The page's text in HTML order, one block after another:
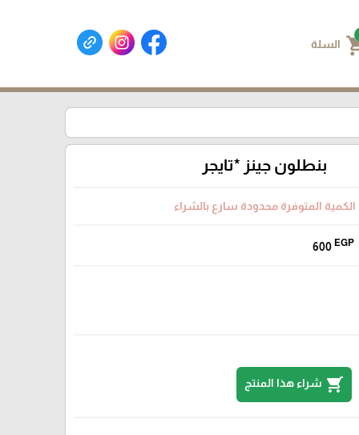
السلة
بنطلون جينز *تايجر
الكمية المتوفرة محدودة سارع بالشراء
600 EGP
shopping_cart شراء هذا المنتج